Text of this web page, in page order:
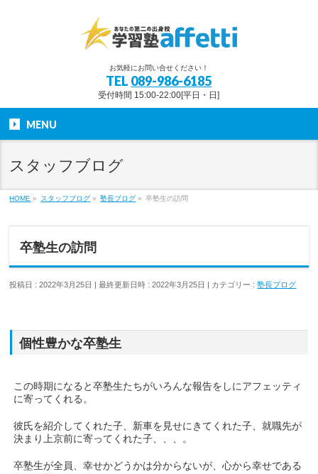
お気軽にお問い合せください！
TEL 089-986-6185
受付時間 15:00-22:00[平日・日]
MENU
スタッフブログ
HOME » スタッフブログ » 塾長ブログ » 卒塾生の訪問
卒塾生の訪問
投稿日 : 2022年3月25日 最終更新日時 : 2022年3月25日 カテゴリー :塾長ブログ
個性豊かな卒塾生
この時期になると卒塾生たちがいろんな報告をしにアフェッティ
に寄ってくれる。
彼氏を紹介してくれた子、新車を見せにきてくれた子、就職先が
決まり上京前に寄ってくれた子、、、。
卒塾生が全員、幸せかどうかは分からないが、心から幸せである